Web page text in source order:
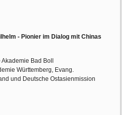
- Pionier im Dialog mit Chinas
Bad Boll
Württemberg, Evang.
und Deutsche Ostasienmission